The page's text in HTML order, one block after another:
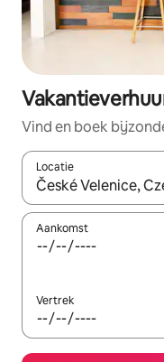
Vind en boek
Locatie
Wanneer er
Aankomst
Vertrek